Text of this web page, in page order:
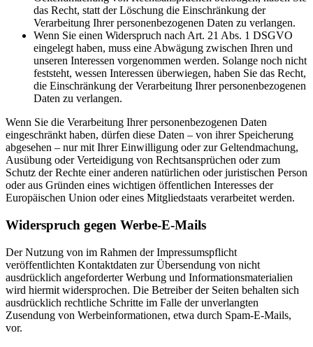
das Recht, statt der Löschung die Einschränkung der
Verarbeitung Ihrer personenbezogenen Daten zu verlangen.
Wenn Sie einen Widerspruch nach Art. 21 Abs. 1 DSGVO
eingelegt haben, muss eine Abwägung zwischen Ihren und
unseren Interessen vorgenommen werden. Solange noch nicht
feststeht, wessen Interessen überwiegen, haben Sie das Recht,
die Einschränkung der Verarbeitung Ihrer personenbezogenen
Daten zu verlangen.
Wenn Sie die Verarbeitung Ihrer personenbezogenen Daten
eingeschränkt haben, dürfen diese Daten – von ihrer Speicherung
abgesehen – nur mit Ihrer Einwilligung oder zur Geltendmachung,
Ausübung oder Verteidigung von Rechtsansprüchen oder zum
Schutz der Rechte einer anderen natürlichen oder juristischen Person
oder aus Gründen eines wichtigen öffentlichen Interesses der
Europäischen Union oder eines Mitgliedstaats verarbeitet werden.
Widerspruch gegen Werbe-E-Mails
Der Nutzung von im Rahmen der Impressumspflicht
veröffentlichten Kontaktdaten zur Übersendung von nicht
ausdrücklich angeforderter Werbung und Informationsmaterialien
wird hiermit widersprochen. Die Betreiber der Seiten behalten sich
ausdrücklich rechtliche Schritte im Falle der unverlangten
Zusendung von Werbeinformationen, etwa durch Spam-E-Mails,
vor.